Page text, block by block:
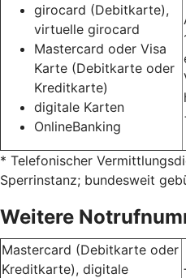
girocard (Debitkarte),
virtuelle girocard
Mastercard oder Visa
Karte (Debitkarte oder
Kreditkarte)
digitale Karten
OnlineBanking
* Telefonischer
Sperrinstanz; bundesweit
Weitere
Mastercard (Debitkarte oder
Kreditkarte), digitale